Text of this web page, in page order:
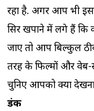
रहा है. अगर आप भी
सिर खपाने में लगे हैं कि
जाए तो आप बिल्कुल
तरह के फिल्मों और वेब-
चुनिए आपको क्या
डंकी